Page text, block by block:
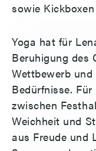
Palette an
nicht nur
vielseitig sind.
verbessern,
steigern oder
möchtest – bei
Kurs für deine
deinem
sowie
Yoga hat für
Beruhigung des
Wettbewerb und
Bedürfnisse.
zwischen
Weichheit und
aus Freude und